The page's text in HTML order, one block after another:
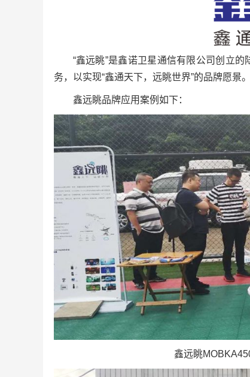
“鑫远眺”是鑫诺卫星通信有限公司创立
务，以实现“鑫通天下，远眺世界”的品牌愿景。
鑫远眺品牌应用案例如下：
鑫远眺